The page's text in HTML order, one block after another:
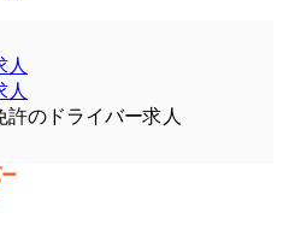
人
人
許のドライバー求人